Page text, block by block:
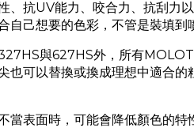
、抗UV能力、咬合力、抗刮力
自己想要的色彩，不管是裝填
與627HS外，所有
也可以替換或換成理想中適合
當表面時，可能會降低顏色的